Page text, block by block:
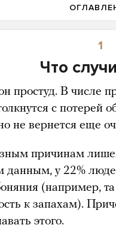
1
Что
простуд. В числе
с потерей
не вернется еще
причинам
данным, у 22%
(например,
к запахам).
этого.